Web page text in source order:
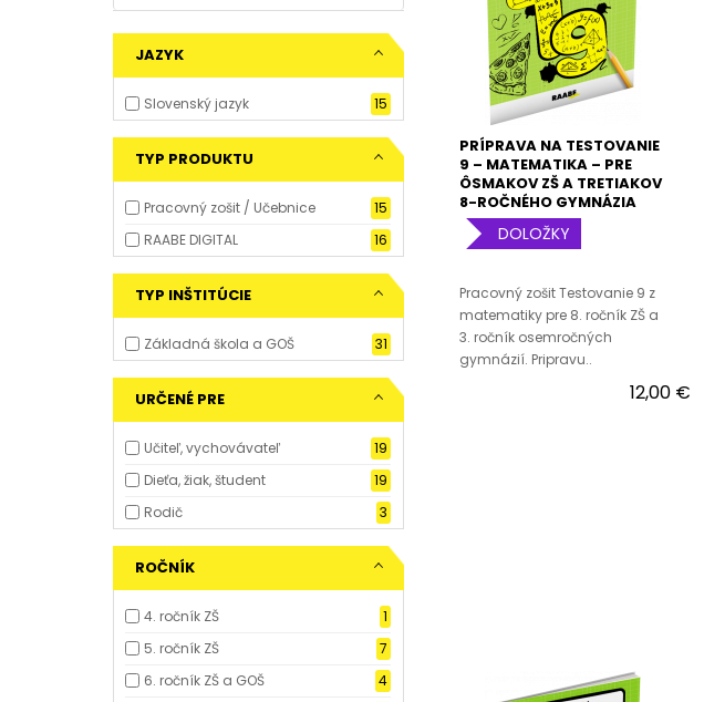
JAZYK
Slovenský jazyk 15
TYP PRODUKTU
Pracovný zošit / Učebnice
15
RAABE DIGITAL
16
TYP INŠTITÚCIE
Základná škola a GOŠ 31
URČENÉ PRE
Učiteľ, vychovávateľ
19
Dieťa, žiak, študent
19
Rodič
3
ROČNÍK
4. ročník ZŠ
1
5. ročník ZŠ
7
6. ročník ZŠ a GOŠ
4
PRÍPRAVA NA TESTOVANIE
9 – MATEMATIKA – PRE
ÔSMAKOV ZŠ A TRETIAKOV
8-ROČNÉHO GYMNÁZIA
DOLOŽKY
Pracovný zošit Testovanie 9 z
matematiky pre 8. ročník ZŠ a
3. ročník osemročných
gymnázií. Pripravu..
12,00 €